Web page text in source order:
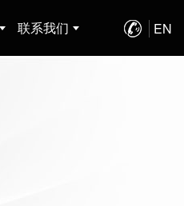
198-6118-6655
EN
联系我们